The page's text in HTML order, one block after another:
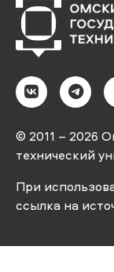
© 2011 – 2026
технический
При
ссылка на